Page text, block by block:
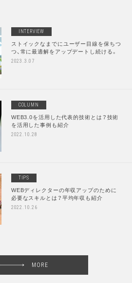
INTERVIEW
ストイックなまでにユーザー目線を保ちつ
つ、常に最適解をアップデートし続ける。
2023.3.07
COLUMN
WEB3.0を活用した代表的技術とは？技術
を活用した事例も紹介
2022.10.28
TIPS
WEBディレクターの年収アップのために
必要なスキルとは？平均年収も紹介
2022.10.26
MORE